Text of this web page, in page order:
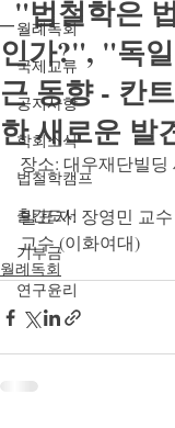
월례독회
국제교류
공지사항
학회소식
법철학캠프
출간도서
기부금
연구윤리
_"법철학은
인가?", "독
근 동향 - 칸
한 새로운 발
장소: 대우재단빌딩
발표자: 장영민 교
교수 (이화여대)
월례독회